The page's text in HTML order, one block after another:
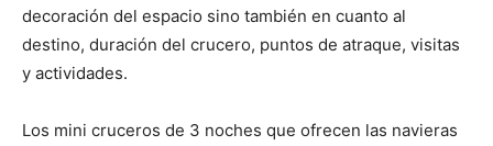
decoración del espacio sino también en cuanto al
destino, duración del crucero, puntos de atraque, visitas
y actividades.
Los mini cruceros de 3 noches que ofrecen las navieras